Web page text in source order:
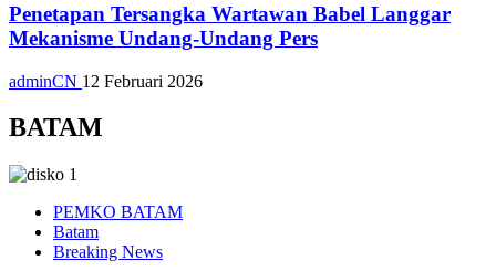
Penetapan Tersangka Wartawan Babel Langgar
Mekanisme Undang-Undang Pers
adminCN 12 Februari 2026
BATAM
PEMKO BATAM
Batam
Breaking News